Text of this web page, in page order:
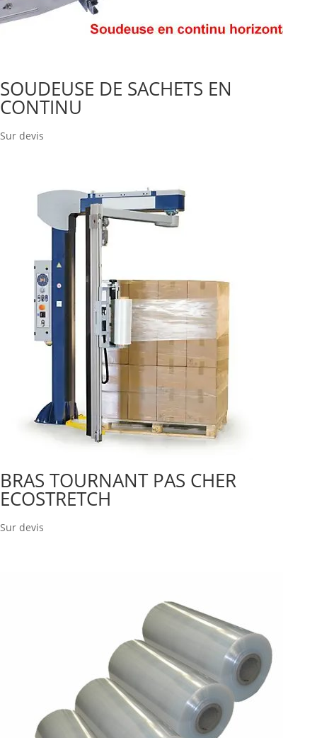
SOUDEUSE DE SACHETS EN
CONTINU
Sur devis
BRAS TOURNANT PAS CHER
ECOSTRETCH
Sur devis